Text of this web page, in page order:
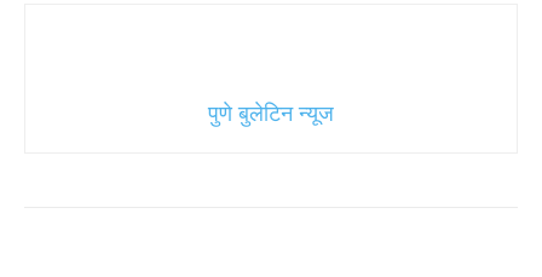
पुणे बुलेटिन न्यूज